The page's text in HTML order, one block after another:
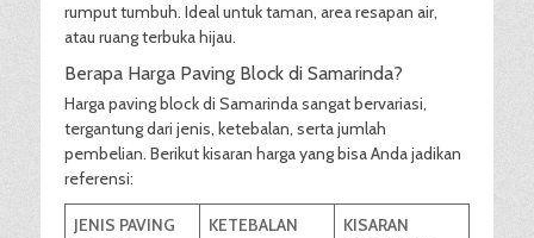
rumput tumbuh. Ideal untuk taman, area resapan air,
atau ruang terbuka hijau.
Berapa Harga Paving Block di Samarinda?
Harga paving block di Samarinda sangat bervariasi,
tergantung dari jenis, ketebalan, serta jumlah
pembelian. Berikut kisaran harga yang bisa Anda jadikan
referensi:
JENIS PAVING
KETEBALAN
KISARAN